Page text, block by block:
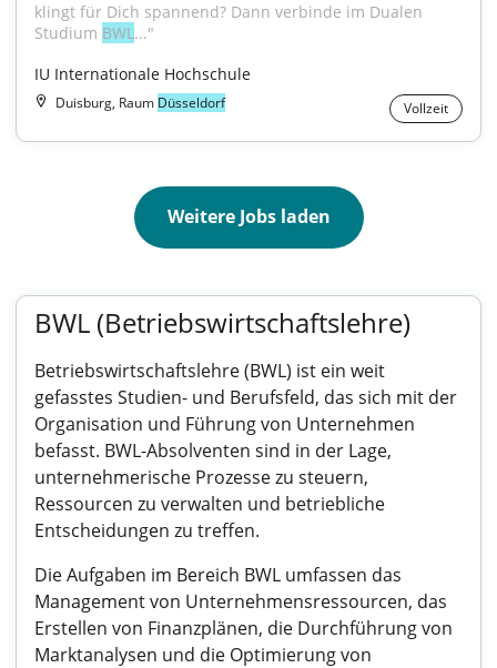
klingt für Dich spannend? Dann verbinde im Dualen
Studium BWL..."
IU Internationale Hochschule
Duisburg, Raum Düsseldorf Vollzeit
Weitere Jobs laden
BWL (Betriebswirtschaftslehre)
Betriebswirtschaftslehre (BWL) ist ein weit
gefasstes Studien- und Berufsfeld, das sich mit der
Organisation und Führung von Unternehmen
befasst. BWL-Absolventen sind in der Lage,
unternehmerische Prozesse zu steuern,
Ressourcen zu verwalten und betriebliche
Entscheidungen zu treffen.
Die Aufgaben im Bereich BWL umfassen das
Management von Unternehmensressourcen, das
Erstellen von Finanzplänen, die Durchführung von
Marktanalysen und die Optimierung von